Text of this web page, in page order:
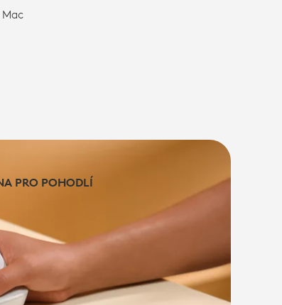
PRO POHODLÍ
PRO POHODLÍ